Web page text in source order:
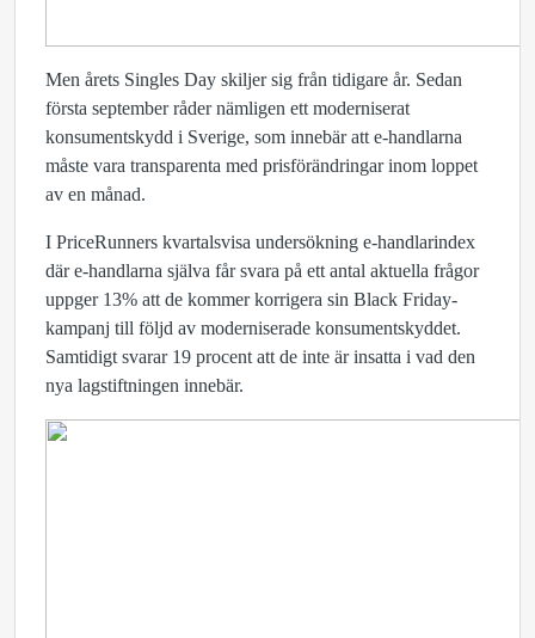
Men årets Singles Day skiljer sig från tidigare år. Sedan
första september råder nämligen ett moderniserat
konsumentskydd i Sverige, som innebär att e-handlarna
måste vara transparenta med prisförändringar inom loppet
av en månad.
I PriceRunners kvartalsvisa undersökning e-handlarindex
där e-handlarna själva får svara på ett antal aktuella frågor
uppger 13% att de kommer korrigera sin Black Friday-
kampanj till följd av moderniserade konsumentskyddet.
Samtidigt svarar 19 procent att de inte är insatta i vad den
nya lagstiftningen innebär.